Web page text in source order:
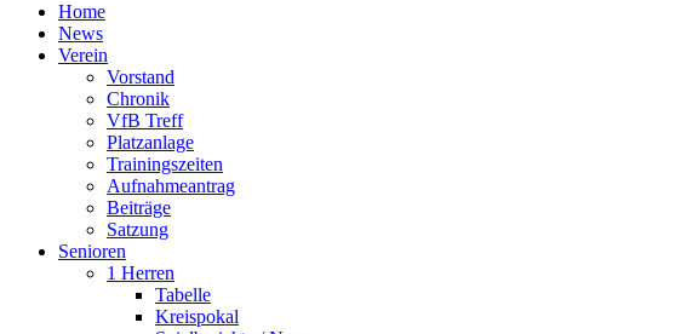
Home
News
Verein
Vorstand
Chronik
VfB Treff
Platzanlage
Trainingszeiten
Aufnahmeantrag
Beiträge
Satzung
Senioren
1 Herren
Tabelle
Kreispokal